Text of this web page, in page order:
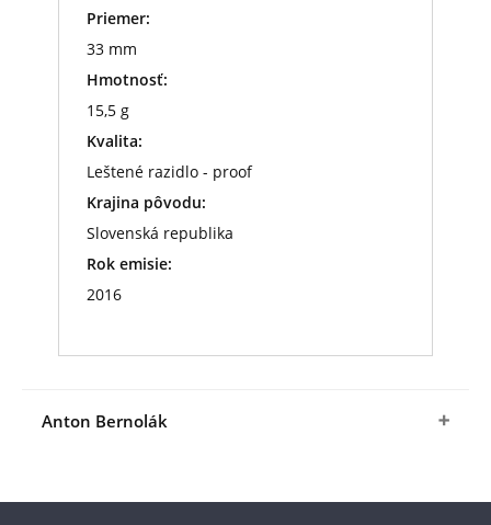
Priemer:
33 mm
Hmotnosť:
15,5 g
Kvalita:
Leštené razidlo - proof
Krajina pôvodu:
Slovenská republika
Rok emisie:
2016
Anton Bernolák